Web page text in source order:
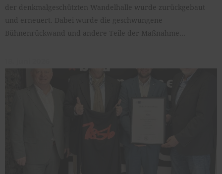
der denkmalgeschützten Wandelhalle wurde zurückgebaut
und erneuert. Dabei wurde die geschwungene
Bühnenrückwand und andere Teile der Maßnahme…